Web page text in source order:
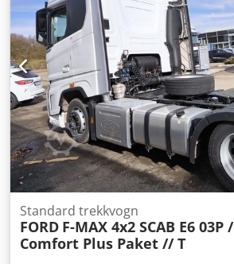
Standard trekkvogn
FORD F-MAX 4x2 SCAB E6 03P /
Comfort Plus Paket // T